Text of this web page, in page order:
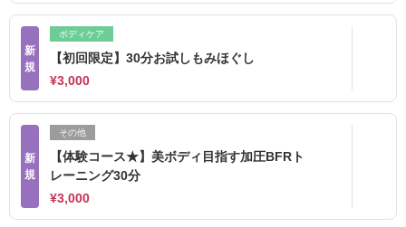
新
規
ボディケア
【初回限定】30分お試しもみほぐし
¥3,000
新
規
その他
【体験コース★】美ボディ目指す加圧BFRト
レーニング30分
¥3,000